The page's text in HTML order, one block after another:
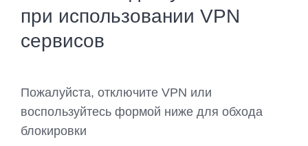
при использовании VPN
сервисов
Пожалуйста, отключите VPN или
воспользуйтесь формой ниже для обхода
блокировки